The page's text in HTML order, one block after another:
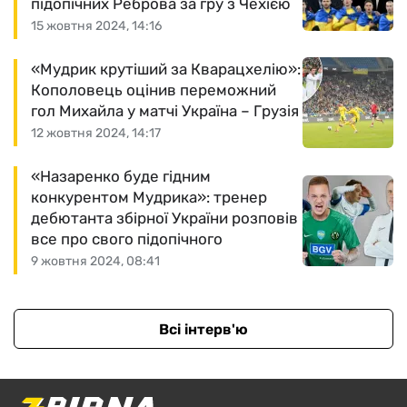
15 жовтня 2024, 14:16
підопічних Реброва за гру з Чехією
12 жовтня 2024, 14:17
«Мудрик крутіший за Кварацхелію»:
Кополовець оцінив переможний
гол Михайла у матчі Україна – Грузія
9 жовтня 2024, 08:41
«Назаренко буде гідним
конкурентом Мудрика»: тренер
дебютанта збірної України розповів
все про свого підопічного
Всі інтерв'ю